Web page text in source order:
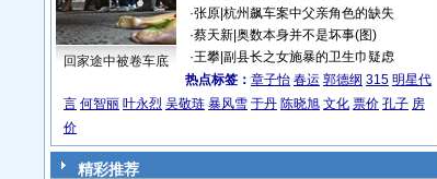
回家途中被卷车底
·张原| 杭州飙车案中父亲角色的缺失
·蔡天新| 奥数本身并不是坏事(图)
·王攀| 副县长之女施暴的卫生巾疑虑
热点标签： 章子怡 春运 郭德纲 315 明星代
言 何智丽 叶永烈 吴敬琏 暴风雪 于丹 陈晓旭 文化 票价 孔子 房
价
精彩推荐